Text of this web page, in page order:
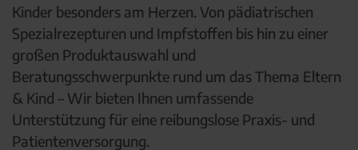
Kinder besonders am Herzen. Von pädiatrischen
Spezialrezepturen und Impfstoffen bis hin zu einer
großen Produktauswahl und
Beratungsschwerpunkte rund um das Thema Eltern
& Kind – Wir bieten Ihnen umfassende
Unterstützung für eine reibungslose Praxis- und
Patientenversorgung.